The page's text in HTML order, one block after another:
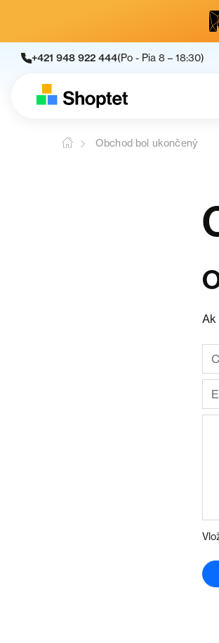
+421 948 922 444(Po - Pia 8 – 18:30)
Obchod bol ukončený
Ak